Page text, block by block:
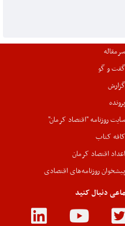
سرمقاله
گفت و گو
گزارش
پرونده
سایت روزنامه "اقتصاد کرمان"
کافه کتاب
اعداد اقتصاد کرمان
پیشخوان روزنامه‌های اقتصادی
دنبال کنید